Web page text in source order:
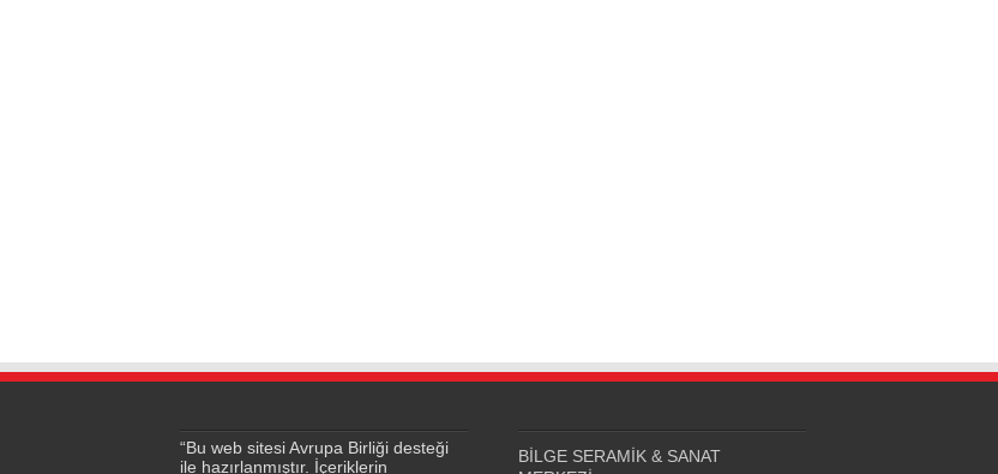
“Bu web sitesi Avrupa Birliği desteği
ile hazırlanmıştır. İçeriklerin
BİLGE SERAMİK & SANAT